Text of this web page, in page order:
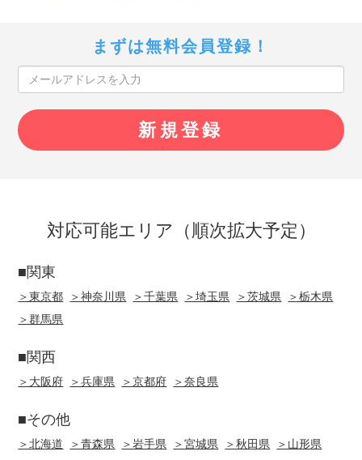
まずは無料会員登録！
対応可能エリア（順次拡大予定）
■関東
＞東京都 ＞神奈川県 ＞千葉県 ＞埼玉県 ＞茨城県
＞栃木県
＞群馬県
■関西
＞大阪府 ＞兵庫県 ＞京都府 ＞奈良県
■その他
＞北海道 ＞青森県 ＞岩手県 ＞宮城県 ＞秋田県
＞山形県